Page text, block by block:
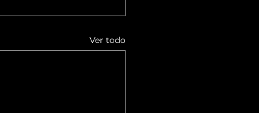
Ver todo